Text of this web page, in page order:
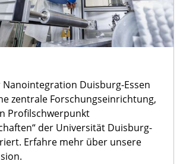
Nanointegration Duisburg-Essen
zentrale Forschungseinrichtung,
Profilschwerpunkt
der Universität Duisburg-
Erfahre mehr über unsere